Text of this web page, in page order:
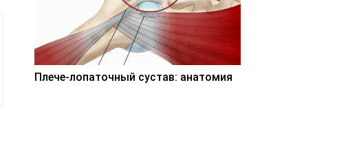
Плече-лопаточный сустав: анатомия